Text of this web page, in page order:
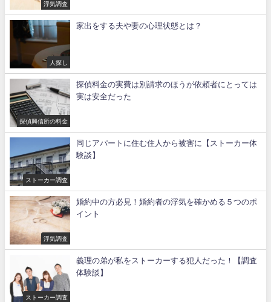
浮気調査
人探し
家出をする夫や妻の心理状態とは？
探偵興信所の料金
探偵料金の実費は別請求のほうが依頼者にとっては
実は安全だった
ストーカー調査
同じアパートに住む住人から被害に【ストーカー体
験談】
浮気調査
婚約中の方必見！婚約者の浮気を確かめる５つのポ
イント
ストーカー調査
義理の弟が私をストーカーする犯人だった！【調査
体験談】